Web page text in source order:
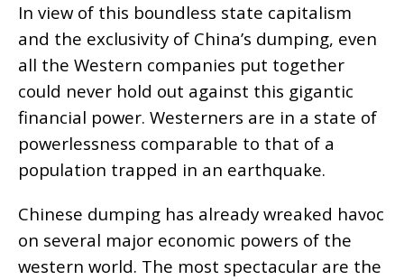
In view of this boundless state capitalism
and the exclusivity of China’s dumping, even
all the Western companies put together
could never hold out against this gigantic
financial power. Westerners are in a state of
powerlessness comparable to that of a
population trapped in an earthquake.
Chinese dumping has already wreaked havoc
on several major economic powers of the
western world. The most spectacular are the